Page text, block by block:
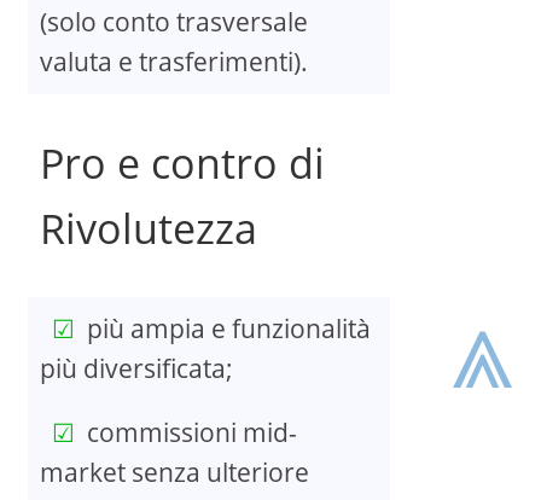
(solo conto trasversale
valuta e trasferimenti).
Pro e contro di
Rivolutezza
più ampia e funzionalità
più diversificata;
commissioni mid-
market senza ulteriore
⩓